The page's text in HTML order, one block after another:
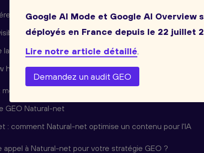
: la méthode Natural-net
dans les réponses IA
la visibilité IA
hybride IA + humain
réutilisables
GEO Natural-net
: comment Natural-net optimise un contenu pour l'IA
appel à Natural-net pour votre stratégie GEO ?
Google AI Mode et Google AI Overview
déployés en France depuis le 22 juillet
Lire notre article détaillé.
Demandez un audit GEO